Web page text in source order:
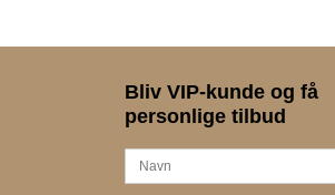
Bliv VIP-kunde og få
personlige tilbud